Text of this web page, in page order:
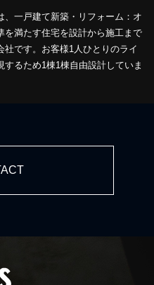
一戸建て新築・リフォーム：オ
を満たす住宅を設計から施工まで
です。お客様1人ひとりのライ
るため1棟1棟自由設計していま